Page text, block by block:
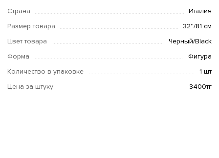
Страна Италия
Размер товара 32''/81 см
Цвет товара Черный/Black
Форма Фигура
Количество в упаковке 1 шт
Цена за штуку 3400тг